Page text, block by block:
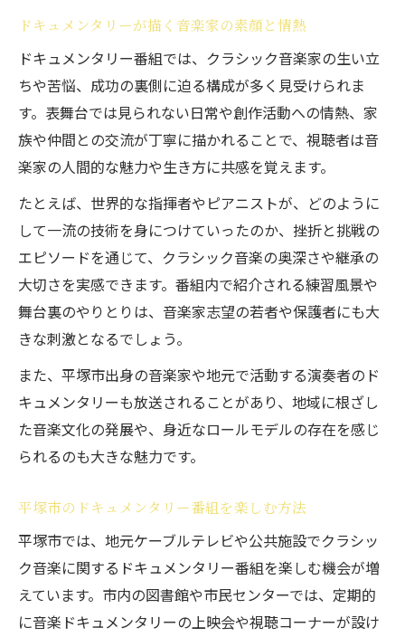
ドキュメンタリーが描く音楽家の素顔と情熱
ドキュメンタリー番組では、クラシック音楽家の生い立
ちや苦悩、成功の裏側に迫る構成が多く見受けられま
す。表舞台では見られない日常や創作活動への情熱、家
族や仲間との交流が丁寧に描かれることで、視聴者は音
楽家の人間的な魅力や生き方に共感を覚えます。
たとえば、世界的な指揮者やピアニストが、どのように
して一流の技術を身につけていったのか、挫折と挑戦の
エピソードを通じて、クラシック音楽の奥深さや継承の
大切さを実感できます。番組内で紹介される練習風景や
舞台裏のやりとりは、音楽家志望の若者や保護者にも大
きな刺激となるでしょう。
また、平塚市出身の音楽家や地元で活動する演奏者のド
キュメンタリーも放送されることがあり、地域に根ざし
た音楽文化の発展や、身近なロールモデルの存在を感じ
られるのも大きな魅力です。
平塚市のドキュメンタリー番組を楽しむ方法
平塚市では、地元ケーブルテレビや公共施設でクラシッ
ク音楽に関するドキュメンタリー番組を楽しむ機会が増
えています。市内の図書館や市民センターでは、定期的
に音楽ドキュメンタリーの上映会や視聴コーナーが設け